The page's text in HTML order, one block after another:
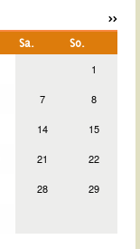
>>
Sa. So.
1
7 8
14 15
21 22
28 29